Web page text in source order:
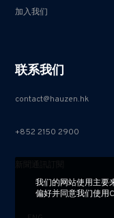
加入我们
联系我们
contact@hauzen.hk
+852 2150 2900
我们的网站使用主要
偏好并同意我们使用